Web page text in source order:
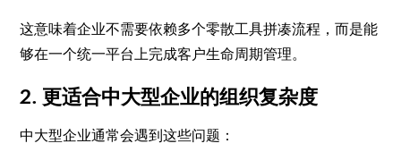
这意味着企业不需要依赖多个零散工具拼凑流程，而是能
够在一个统一平台上完成客户生命周期管理。
2. 更适合中大型企业的组织复杂度
中大型企业通常会遇到这些问题：